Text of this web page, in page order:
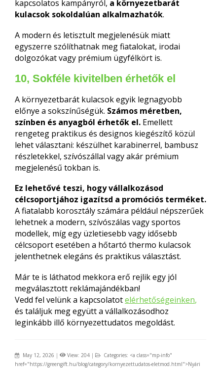
kapcsolatos kampányról, a környezetbarát
kulacsok sokoldalúan alkalmazhatók.
A modern és letisztult megjelenésük miatt
egyszerre szólíthatnak meg fiatalokat, irodai
dolgozókat vagy prémium ügyfélkört is.
10, Sokféle kivitelben érhetők el
A környezetbarát kulacsok egyik legnagyobb
előnye a sokszínűségük. Számos méretben,
színben és anyagból érhetők el. Emellett
rengeteg praktikus és designos kiegészítő közül
lehet választani: készülhet karabinerrel, bambusz
részletekkel, szívószállal vagy akár prémium
megjelenésű tokban is.
Ez lehetővé teszi, hogy vállalkozásod
célcsoportjához igazítsd a promóciós terméket.
A fiatalabb korosztály számára például népszerűek
lehetnek a modern, szívószálas vagy sportos
modellek, míg egy üzletiesebb vagy idősebb
célcsoport esetében a hőtartó thermo kulacsok
jelenthetnek elegáns és praktikus választást.
Már te is láthatod mekkora erő rejlik egy jól
megválasztott reklámajándékban!
Vedd fel velünk a kapcsolatotelérhetőségeinken,
és találjuk meg együtt a vállalkozásodhoz
leginkább illő környezettudatos megoldást.
May 12, 2026 | View: 204 |
Categories: <a class="mp-info"
href="https://greengift.hu/blog/category/kornyezettudatos-eletmod.html">Nyári